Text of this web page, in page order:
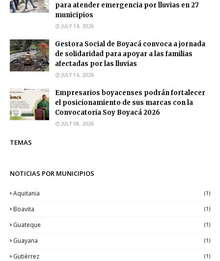
para atender emergencia por lluvias en 27
municipios
JULY 14, 2026
Gestora Social de Boyacá convoca a jornada
de solidaridad para apoyar a las familias
afectadas por las lluvias
JULY 14, 2026
Empresarios boyacenses podrán fortalecer
el posicionamiento de sus marcas con la
Convocatoria Soy Boyacá 2026
JULY 08, 2026
TEMAS
NOTICIAS POR MUNICIPIOS
Aquitania (1)
Boavita (1)
Guateque (1)
Guayana (1)
Gutiérrez (1)